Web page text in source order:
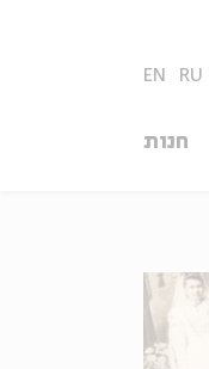
EN RU
חנות